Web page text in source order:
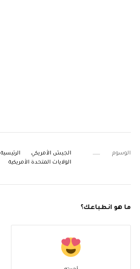
الوسوم الجيش الأمريكي الرئيسية
الولايات المتحدة الأمريكية
ما هو انطباعك؟